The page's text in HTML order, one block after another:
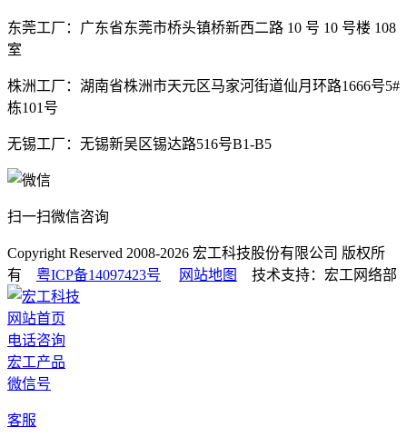
东莞工厂：广东省东莞市桥头镇桥新西二路 10 号 10 号楼 108
室
株洲工厂：湖南省株洲市天元区马家河街道仙月环路1666号5#
栋101号
无锡工厂：无锡新吴区锡达路516号B1-B5
扫一扫微信咨询
Copyright Reserved 2008-2026 宏工科技股份有限公司 版权所
有 粤ICP备14097423号 网站地图 技术支持：宏工网络部
网站首页
电话咨询
宏工产品
微信号
客服